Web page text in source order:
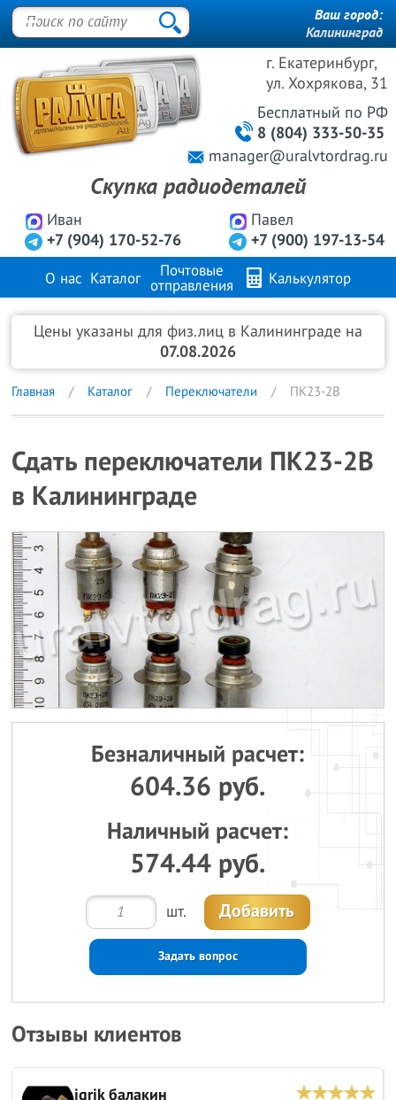
г. Екатеринбург,
ул. Хохрякова, 31
Иван
+7 (904) 170-52-76
Павел
+7 (900) 197-13-54
Бесплатный по РФ
8 (804) 333-50-35
manager@uralvtordrag.ru
Скупка радиодеталей
Ваш город:
Калининград
О нас Каталог
Почтовые
отправления
Калькулятор
Продажа металлов FAQ
Цены указаны для физ.лиц в Калининграде на
07.08.2026
Главная Каталог Переключатели ПК23-2В
Сдать переключатели ПК23-2В
в Калининграде
Безналичный расчет:
604.36 руб.
Наличный расчет:
574.44 руб.
шт. Добавить
Задать вопрос
Отзывы клиентов
igrik балакин